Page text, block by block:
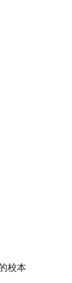
校本